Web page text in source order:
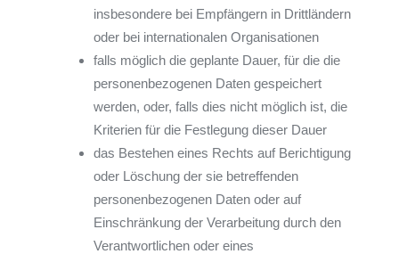
insbesondere bei Empfängern in Drittländern
oder bei internationalen Organisationen
falls möglich die geplante Dauer, für die die
personenbezogenen Daten gespeichert
werden, oder, falls dies nicht möglich ist, die
Kriterien für die Festlegung dieser Dauer
das Bestehen eines Rechts auf Berichtigung
oder Löschung der sie betreffenden
personenbezogenen Daten oder auf
Einschränkung der Verarbeitung durch den
Verantwortlichen oder eines